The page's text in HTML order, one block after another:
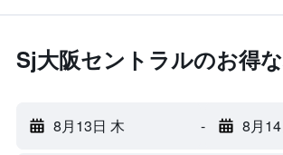
Sj大阪セントラルのお得
8月13日 木 - 8月